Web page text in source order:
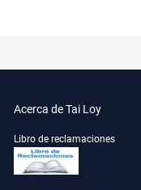
Acerca de Tai Loy
Libro de reclamaciones